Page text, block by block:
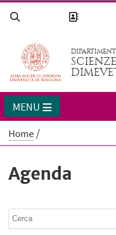
MENU
Home
Agenda